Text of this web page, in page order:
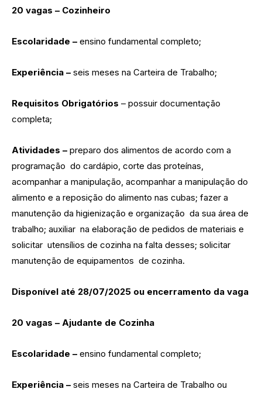
20 vagas – Cozinheiro
Escolaridade – ensino fundamental completo;
Experiência – seis meses na Carteira de Trabalho;
Requisitos Obrigatórios – possuir documentação
completa;
Atividades – preparo dos alimentos de acordo com a
programação do cardápio, corte das proteínas,
acompanhar a manipulação, acompanhar a manipulação do
alimento e a reposição do alimento nas cubas; fazer a
manutenção da higienização e organização da sua área de
trabalho; auxiliar na elaboração de pedidos de materiais e
solicitar utensílios de cozinha na falta desses; solicitar
manutenção de equipamentos de cozinha.
Disponível até 28/07/2025 ou encerramento da vaga
20 vagas – Ajudante de Cozinha
Escolaridade – ensino fundamental completo;
Experiência – seis meses na Carteira de Trabalho ou